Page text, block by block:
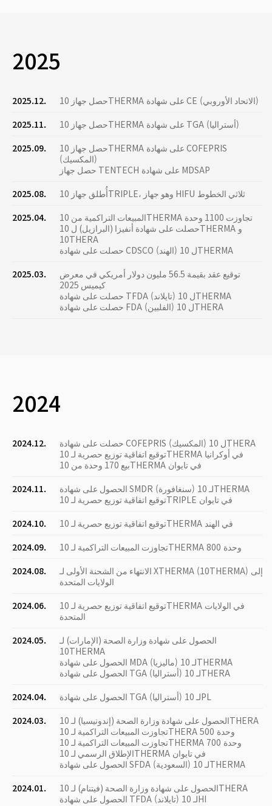
2025
2025.12.
حصل جهاز 10THERMA على شهادة CE (الاتحاد الأوروبي)
2025.11.
حصل جهاز 10THERMA على شهادة TGA (أستراليا)
2025.09.
حصل جهاز 10THERMA على شهادة COFEPRIS
(المكسيك)
حصل جهاز TENTECH على شهادة MDSAP
2025.08.
أُطلق جهاز 10TRIPLE، وهو جهاز HIFU ثلاثي الخطوط
2025.04.
المبيعات التراكمية من 10THERMA تجاوزت 1100 وحدة
حصلت على شهادة أنفيزا (البرازيل) ل 10THERMA و
10THERA
حصلت على شهادة CDSCO (الهند) ل 10THERMA
2025.03.
توقيع عقد بقيمة 56.5 مليون دولار أمريكي في معرض
كيميس 2025
حصلت على شهادة TFDA (تايلاند) ل 10THERMA
حصلت على شهادة FDA (الفلبين) ل 10THERA
2024
2024.12.
حصلت على شهادة COFEPRIS (المكسيك) ل 10THERA
توقيع اتفاقية توزيع حصرية لـ 10THERMA في أوكرانيا
بيع 170 وحدة من 10THERMA في تايوان
2024.11.
الحصول على شهادة SMDR (سنغافورة) لـ 10THERMA
توقيع اتفاقية توزيع حصرية لـ 10TRIPLE في تايوان
2024.10.
توقيع اتفاقية توزيع حصرية لـ 10THERMA في الهند
2024.09.
تجاوزت المبيعات التراكمية لـ 10THERMA 800 وحدة
2024.08.
الانتهاء من الشحنة الأولى لـ XTHERMA (10THERMA) إلى
الولايات المتحدة
2024.06.
توقيع اتفاقية توزيع حصرية لـ 10THERMA في الولايات
المتحدة
2024.05.
الحصول على شهادة وزارة الصحة (الإمارات) لـ
10THERMA
الحصول على شهادة MDA (ماليزيا) لـ 10THERMA
الحصول على شهادة TGA (أستراليا) لـ 10THERA
2024.04.
الحصول على شهادة TGA (أستراليا) لـ 10PL
2024.03.
الحصول على شهادة وزارة الصحة (إندونيسيا) لـ 10THERA
تجاوزت المبيعات التراكمية لـ 10THERA 500 وحدة
تجاوزت المبيعات التراكمية لـ 10THERMA 700 وحدة
الإطلاق الرسمي لـ 10THERMA في تايوان
الحصول على شهادة SFDA (السعودية) لـ 10THERMA
2024.01.
الحصول على شهادة وزارة الصحة (فيتنام) لـ 10THERA
الحصول على شهادة TFDA (تايلاند) لـ 10HI